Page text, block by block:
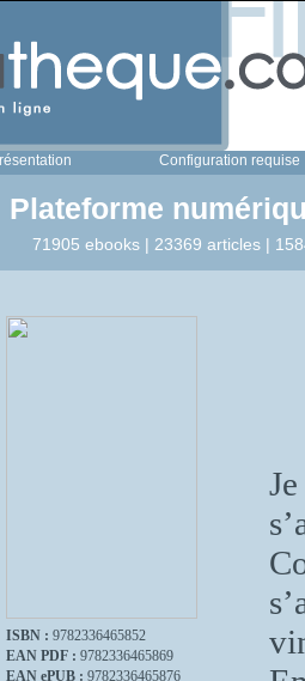
Configuration requise
Plateforme
71905 ebooks | 23369 articles |
ISBN : 9782336465852
EAN PDF : 9782336465869
EAN ePUB : 9782336465876